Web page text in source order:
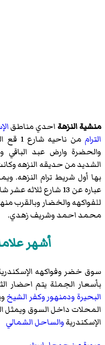
منشية النزهة احدي مناطق
الترام
من
والحضرة وارض عبد الباقي
الشديد منحديقه النزهه
بها أول شريط ترام النزهه.
للفواكهه والخضار وبالقرب
محمد احمد وشريف زهدي.
أشهر
سوق خضر وفواكهه
بأسعار الجملة يتم احضار
البحيرة ودمنهور وكفر الشيخ
المحلات داخل السوق ويمثل
الإسكندريةوالساحل الشمالي